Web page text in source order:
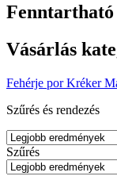
Vásárlás
Fehérje por Kréker
Szűrés és rendezés
Szűrés